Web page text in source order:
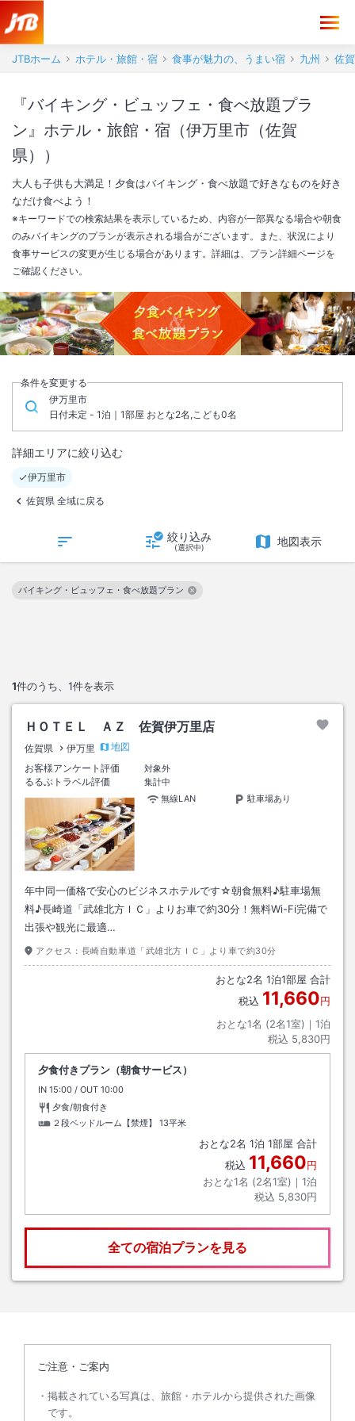
JTBホーム ホテル・旅館・宿 食事が魅力の、うまい宿 九州 佐
『バイキング・ビュッフェ・食べ放題プラ
ン』ホテル・旅館・宿（伊万里市（佐賀
県））
大人も子供も大満足！夕食はバイキング・食べ放題で好きなものを好き
なだけ食べよう！
※キーワードでの検索結果を表示しているため、内容が一部異なる場合や朝食
のみバイキングのプランが表示される場合がございます。また、状況により
食事サービスの変更が生じる場合があります。詳細は、プラン詳細ページを
ご確認ください。
条件を変更する
伊万里市
日付未定 - 1泊｜1部屋 おとな2名,こども0名
詳細エリアに絞り込む
伊万里市
佐賀県 全域に戻る
絞り込み
(選択中) 地図表示
1件のうち、 1件を表示
バイキング・ビュッフェ・食べ放題プラン
この絞り込み条件を解除
ＨＯＴＥＬ ＡＺ 佐賀伊万里店
佐賀県 伊万里
地図
お客様アンケート評価
対象外
るるぶトラベル評価
集計中
無線LAN
駐車場あり
年中同一価格で安心のビジネスホテルです☆朝食無料♪駐車場無
料♪長崎道「武雄北方ＩＣ」よりお車で約30分！無料Wi-Fi完備で
出張や観光に最適…
アクセス： 長崎自動車道「武雄北方ＩＣ」より車で約30分
おとな2名 1泊1部屋 合計
税込 11,660円
おとな1名 (2名1室)｜ 1泊
税込 5,830円
夕食付きプラン（朝食サービス）
IN チェックイン
15:00 / OUT チェックアウト
10:00
夕食/朝食付き
２段ベッドルーム【禁煙】
13平米
おとな2名 1泊 1部屋 合計
税込 11,660円
おとな1名 (2名1室)｜ 1泊
税込 5,830円
全ての宿泊プランを見る
ご注意・ご案内
掲載されている写真は、旅館・ホテルから提供された画像
です。